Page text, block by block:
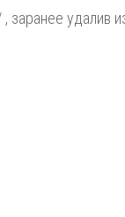
заранее удалив